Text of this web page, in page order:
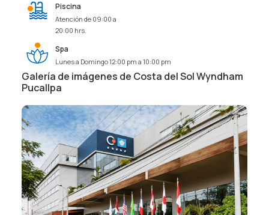
Piscina
Atención de 09:00 a
20:00 hrs.
Spa
Lunes a Domingo 12:00 pm a 10:00 pm
Galería de imágenes de Costa del Sol Wyndham
Pucallpa